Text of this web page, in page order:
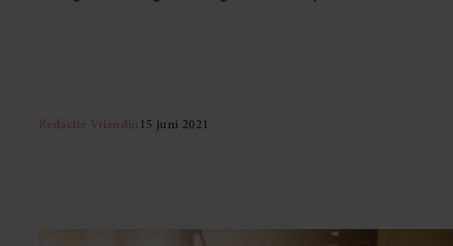
Redactie Vriendin15 juni 2021